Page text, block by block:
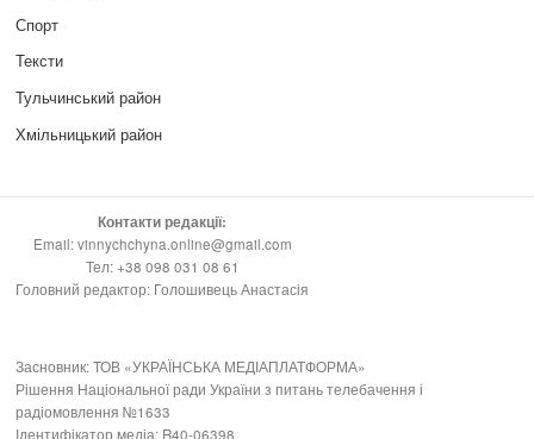
Спорт
Тексти
Тульчинський район
Хмільницький район
Контакти редакції:
Email: vinnychchyna.online@gmail.com
Тел: +38 098 031 08 61
Головний редактор: Голошивець Анастасія
Засновник: ТОВ «УКРАЇНСЬКА МЕДІАПЛАТФОРМА»
Рішення Національної ради України з питань телебачення і
радіомовлення №1633
Ідентифікатор медіа: R40-06398